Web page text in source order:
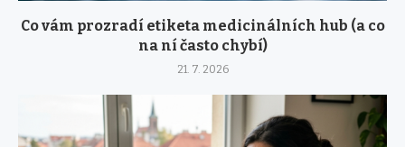
Co vám prozradí etiketa medicinálních hub (a co
na ní často chybí)
21. 7. 2026